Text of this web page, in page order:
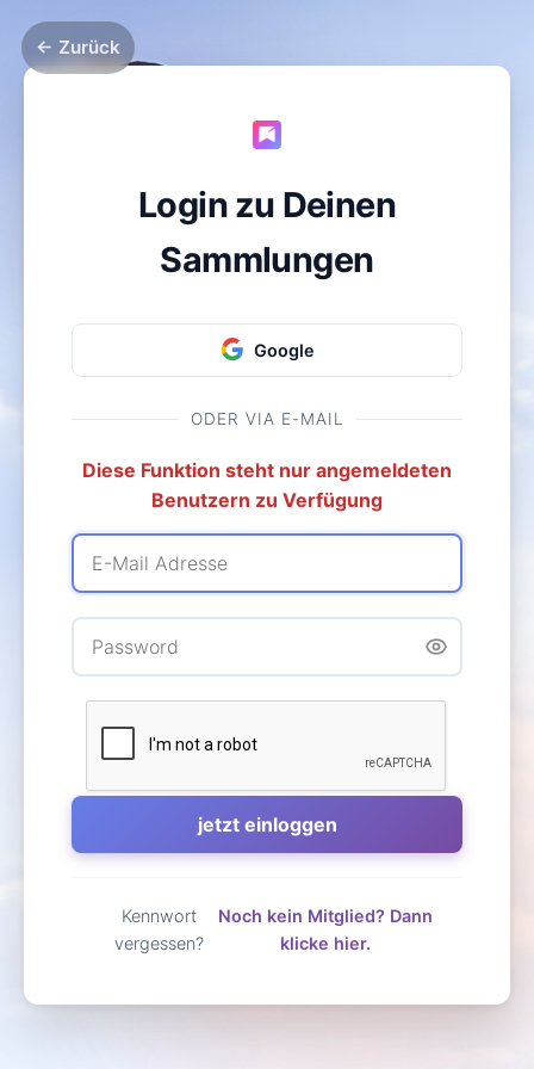
← Zurück
Login zu Deinen
Sammlungen
Google
ODER VIA E-MAIL
Diese Funktion steht nur angemeldeten
Benutzern zu Verfügung
Kennwort
vergessen?
Noch kein Mitglied? Dann
klicke hier.